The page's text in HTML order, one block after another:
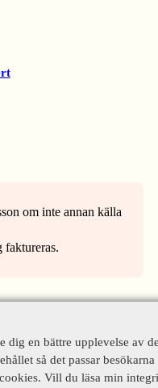
om inte annan källa
faktureras.
dig en bättre upplevelse av
så det passar
Vill du läsa min